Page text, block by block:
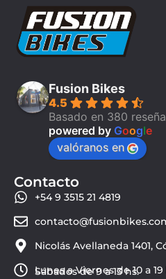
Fusion Bikes
4.5
Basado en 380
powered by Google
valóranos en
Contacto
+54 9 3515 21 4819
Nicolás Avellaneda 1401,
Lunes a Viernes de 10 a 19
Sábados de 9 a 13 hs.